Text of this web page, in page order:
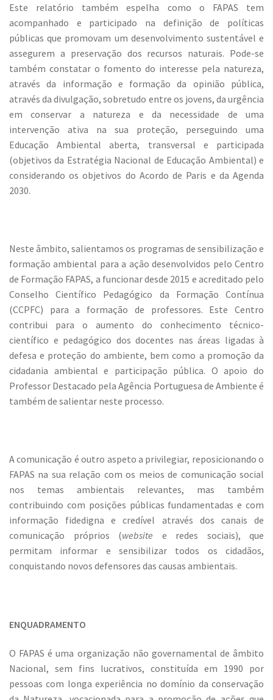
Este relatório também espelha como o FAPAS tem
acompanhado e participado na definição de políticas
públicas que promovam um desenvolvimento sustentável e
assegurem a preservação dos recursos naturais. Pode-se
também constatar o fomento do interesse pela natureza,
através da informação e formação da opinião pública,
através da divulgação, sobretudo entre os jovens, da urgência
em conservar a natureza e da necessidade de uma
intervenção ativa na sua proteção, perseguindo uma
Educação Ambiental aberta, transversal e participada
(objetivos da Estratégia Nacional de Educação Ambiental) e
considerando os objetivos do Acordo de Paris e da Agenda
2030.
Neste âmbito, salientamos os programas de sensibilização e
formação ambiental para a ação desenvolvidos pelo Centro
de Formação FAPAS, a funcionar desde 2015 e acreditado pelo
Conselho Científico Pedagógico da Formação Contínua
(CCPFC) para a formação de professores. Este Centro
contribui para o aumento do conhecimento técnico-
científico e pedagógico dos docentes nas áreas ligadas à
defesa e proteção do ambiente, bem como a promoção da
cidadania ambiental e participação pública. O apoio do
Professor Destacado pela Agência Portuguesa de Ambiente é
também de salientar neste processo.
A comunicação é outro aspeto a privilegiar, reposicionando o
FAPAS na sua relação com os meios de comunicação social
nos temas ambientais relevantes, mas também
contribuindo com posições públicas fundamentadas e com
informação fidedigna e credível através dos canais de
comunicação próprios (website e redes sociais), que
permitam informar e sensibilizar todos os cidadãos,
conquistando novos defensores das causas ambientais.
ENQUADRAMENTO
O FAPAS é uma organização não governamental de âmbito
Nacional, sem fins lucrativos, constituída em 1990 por
pessoas com longa experiência no domínio da conservação